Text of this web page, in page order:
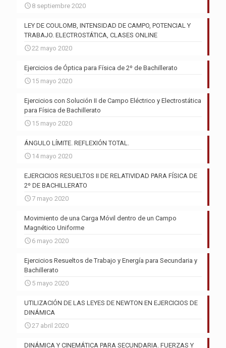
8 septiembre 2020
LEY DE COULOMB, INTENSIDAD DE CAMPO, POTENCIAL Y
TRABAJO. ELECTROSTÁTICA, CLASES ONLINE
22 mayo 2020
Ejercicios de Óptica para Física de 2º de Bachillerato
15 mayo 2020
Ejercicios con Solución II de Campo Eléctrico y Electrostática
para Física de Bachillerato
15 mayo 2020
ÁNGULO LÍMITE. REFLEXIÓN TOTAL.
14 mayo 2020
EJERCICIOS RESUELTOS II DE RELATIVIDAD PARA FÍSICA DE
2º DE BACHILLERATO
7 mayo 2020
Movimiento de una Carga Móvil dentro de un Campo
Magnético Uniforme
6 mayo 2020
Ejercicios Resueltos de Trabajo y Energía para Secundaria y
Bachillerato
5 mayo 2020
UTILIZACIÓN DE LAS LEYES DE NEWTON EN EJERCICIOS DE
DINÁMICA
27 abril 2020
DINÁMICA Y CINEMÁTICA PARA SECUNDARIA. FUERZAS Y